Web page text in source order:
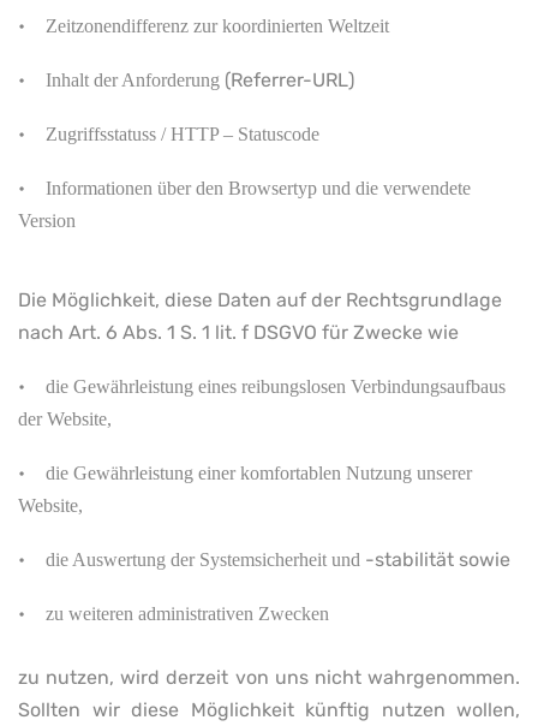
• Zeitzonendifferenz zur koordinierten Weltzeit
• Inhalt der Anforderung (Referrer-URL)
• Zugriffsstatuss / HTTP – Statuscode
•
Informationen über den Browsertyp und die verwendete
Version
Die Möglichkeit, diese Daten auf der Rechtsgrundlage
nach Art. 6 Abs. 1 S. 1 lit. f DSGVO für Zwecke wie
•
die Gewährleistung eines reibungslosen Verbindungsaufbaus
der Website,
•
die Gewährleistung einer komfortablen Nutzung unserer
Website,
• die Auswertung der Systemsicherheit und -stabilität sowie
• zu weiteren administrativen Zwecken
zu nutzen, wird derzeit von uns nicht wahrgenommen.
Sollten wir diese Möglichkeit künftig nutzen wollen,